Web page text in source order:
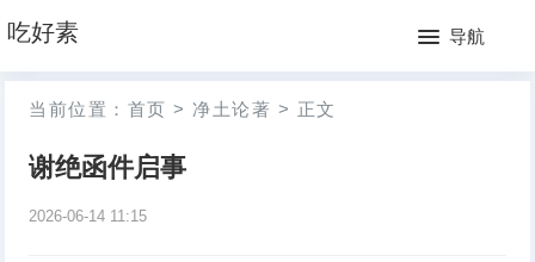
吃好素 导航
网
站
月
当前位置： 首页 > 净土论著 > 正文
谢绝函件启事
2026-06-14 11:15